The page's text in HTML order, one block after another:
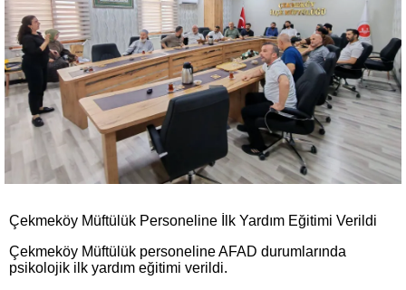
Çekmeköy Müftülük Personeline İlk Yardım Eğitimi Verildi
Çekmeköy Müftülük personeline AFAD durumlarında
psikolojik ilk yardım eğitimi verildi.